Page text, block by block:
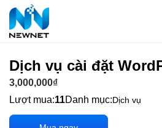
Dịch vụ cài đặt
3,000,000₫
Lượt mua:11Danh mục:Dịch vụ